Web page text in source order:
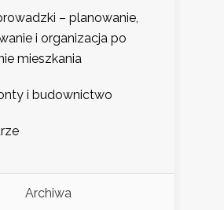
– planowanie,
i organizacja po
mieszkania
i budownictwo
Archiwa